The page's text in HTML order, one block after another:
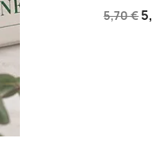
5,70 €